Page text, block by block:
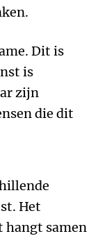
Dit is
is
zijn
die dit
Het
hangt samen